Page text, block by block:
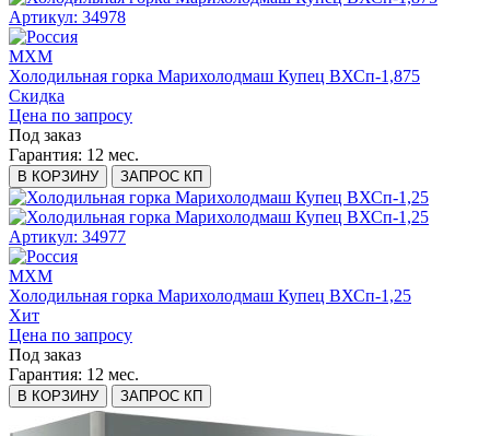
Артикул: 34978
МХМ
Холодильная горка Марихолодмаш Купец ВХСп-1,875
Скидка
Цена по запросу
Под заказ
Гарантия: 12 мес.
В КОРЗИНУ ЗАПРОС КП
Артикул: 34977
МХМ
Холодильная горка Марихолодмаш Купец ВХСп-1,25
Хит
Цена по запросу
Под заказ
Гарантия: 12 мес.
В КОРЗИНУ ЗАПРОС КП